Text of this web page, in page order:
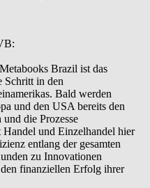
Brazil ist das
Schritt in den
Bald werden
und den USA bereits den
die Prozesse
Handel und Einzelhandel hier
entlang der gesamten
zu Innovationen
finanziellen Erfolg ihrer